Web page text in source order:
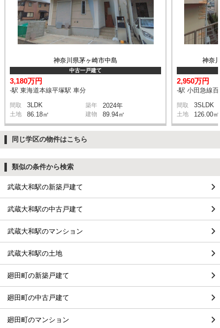
神奈川県茅ヶ崎市中島
中古一戸建て
3,180万円
-駅 東海道本線平塚駅 車分
間取 3LDK 築年 2024年
土地 86.18㎡ 建物 89.94㎡
神奈
2,950万円
-駅 小田急線
間取 3SLDK
土地 126.00㎡
同じ学区の物件はこちら
類似の条件から検索
武蔵大和駅の新築戸建て
武蔵大和駅の中古戸建て
武蔵大和駅のマンション
武蔵大和駅の土地
廻田町の新築戸建て
廻田町の中古戸建て
廻田町のマンション